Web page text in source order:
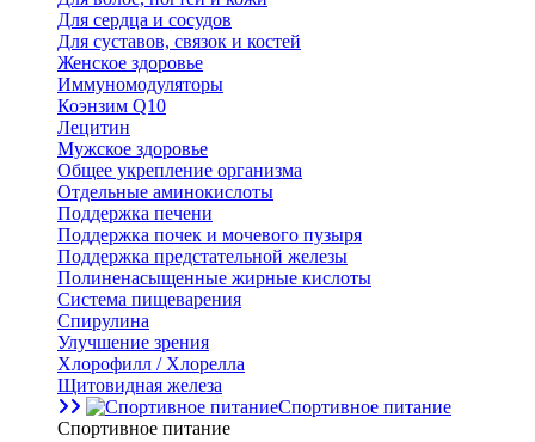
Для сердца и сосудов
Для суставов, связок и костей
Женское здоровье
Иммуномодуляторы
Коэнзим Q10
Лецитин
Мужское здоровье
Общее укрепление организма
Отдельные аминокислоты
Поддержка печени
Поддержка почек и мочевого пузыря
Поддержка предстательной железы
Полиненасыщенные жирные кислоты
Система пищеварения
Спирулина
Улучшение зрения
Хлорофилл / Хлорелла
Щитовидная железа
Спортивное питание
Спортивное питание